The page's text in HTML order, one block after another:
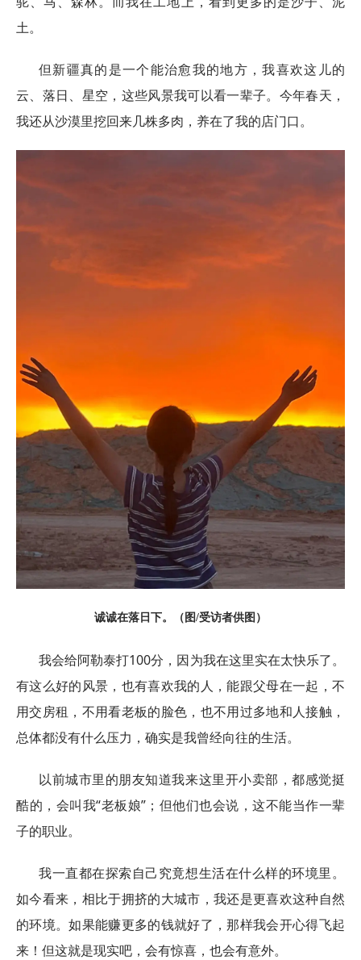
土。
但新疆真的是一个能治愈我的地方，我喜欢这儿的
云、落日、星空，这些风景我可以看一辈子。今年春天，
我还从沙漠里挖回来几株多肉，养在了我的店门口。
诚诚在落日下。（图/受访者供图）
我会给阿勒泰打100分，因为我在这里实在太快乐了。
有这么好的风景，也有喜欢我的人，能跟父母在一起，不
用交房租，不用看老板的脸色，也不用过多地和人接触，
总体都没有什么压力，确实是我曾经向往的生活。
以前城市里的朋友知道我来这里开小卖部，都感觉挺
酷的，会叫我“老板娘”；但他们也会说，这不能当作一辈
子的职业。
我一直都在探索自己究竟想生活在什么样的环境里。
如今看来，相比于拥挤的大城市，我还是更喜欢这种自然
的环境。如果能赚更多的钱就好了，那样我会开心得飞起
来！但这就是现实吧，会有惊喜，也会有意外。